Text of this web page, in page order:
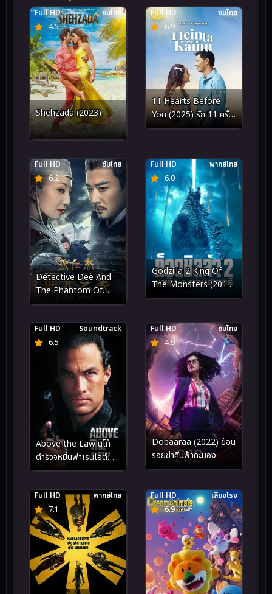
4.5
Full HD ซับไทย
Shehzada (2023)
6.9
Full HD ซับไทย
11 Hearts Before
You (2025) รัก 11 ครั้ง
ก่อนเจอเธอ
6.2
Full HD ซับไทย
Detective Dee And
The Phantom Of
Waning Moon (2024)
จันทร์
6.0
Full HD พากย์ไทย
Godzilla 2 King Of
The Monsters (2019)
ก็อดซิลล่า 2 ราชันแห่งม
6.5
Full HD Soundtrack
Above the Law นิโก้
ตำรวจหมื่นฟาเรนไฮต์
(1988)
4.9
Full HD ซับไทย
Dobaaraa (2022) ย้อน
รอยฆ่าคืนฟ้าคะนอง
7.1
Full HD พากย์ไทย
6.9
Full HD เสียงโรง